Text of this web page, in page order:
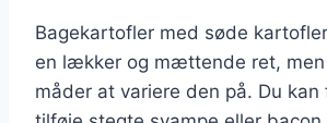
Bagekartofler med søde
en lækker og mættende ret, men
måder at variere den på. Du kan